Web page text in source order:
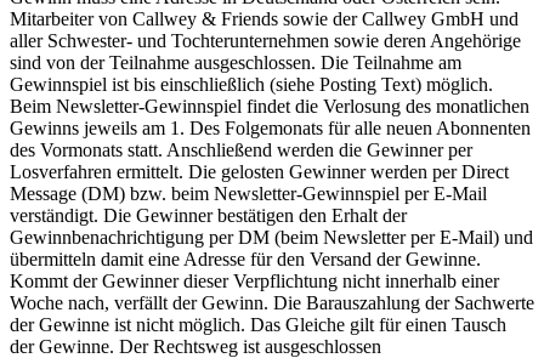
Mitarbeiter von Callwey & Friends sowie der Callwey GmbH und
aller Schwester- und Tochterunternehmen sowie deren Angehörige
sind von der Teilnahme ausgeschlossen. Die Teilnahme am
Gewinnspiel ist bis einschließlich (siehe Posting Text) möglich.
Beim Newsletter-Gewinnspiel findet die Verlosung des monatlichen
Gewinns jeweils am 1. Des Folgemonats für alle neuen Abonnenten
des Vormonats statt. Anschließend werden die Gewinner per
Losverfahren ermittelt. Die gelosten Gewinner werden per Direct
Message (DM) bzw. beim Newsletter-Gewinnspiel per E-Mail
verständigt. Die Gewinner bestätigen den Erhalt der
Gewinnbenachrichtigung per DM (beim Newsletter per E-Mail) und
übermitteln damit eine Adresse für den Versand der Gewinne.
Kommt der Gewinner dieser Verpflichtung nicht innerhalb einer
Woche nach, verfällt der Gewinn. Die Barauszahlung der Sachwerte
der Gewinne ist nicht möglich. Das Gleiche gilt für einen Tausch
der Gewinne. Der Rechtsweg ist ausgeschlossen